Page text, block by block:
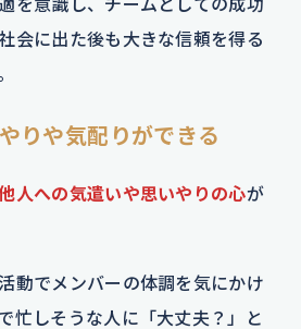
会に出た後も大きな信頼を得る
りや気配りができる
人への気遣いや思いやりの心が
動でメンバーの体調を気にかけ
忙しそうな人に「大丈夫？」と